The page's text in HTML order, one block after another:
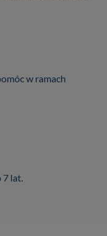
w ramach
7 lat.